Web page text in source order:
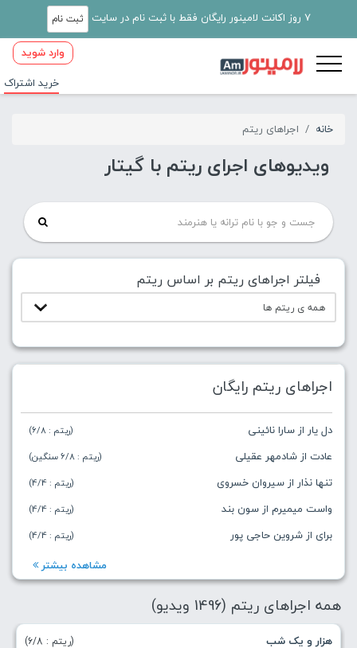
7 روز اکانت لامینور رایگان فقط با ثبت نام در سایت ثبت نام
وارد شوید
خرید اشتراک
خانه اجراهای ریتم
ویدیوهای اجرای ریتم با گیتار
فیلتر اجراهای ریتم بر اساس ریتم
اجراهای ریتم رایگان
دل یار از سارا نائینی (ریتم : 6/8)
عادت از شادمهر عقیلی (ریتم : 6/8 سنگین)
تنها نذار از سیروان خسروی (ریتم : 4/4)
واست میمیرم از سون بند (ریتم : 4/4)
برای از شروین حاجی پور (ریتم : 4/4)
مشاهده بیشتر
همه اجراهای ریتم (1496 ویدیو)
هزار و یک شب (ریتم : 6/8)